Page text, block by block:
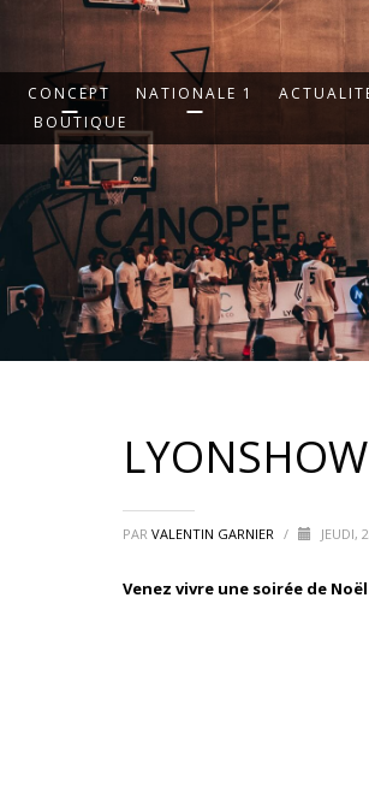
CONCEPT NATIONALE 1
BOUTIQUE
PAR VALENTIN GARNIER / JEUDI,
Venez vivre une soirée de